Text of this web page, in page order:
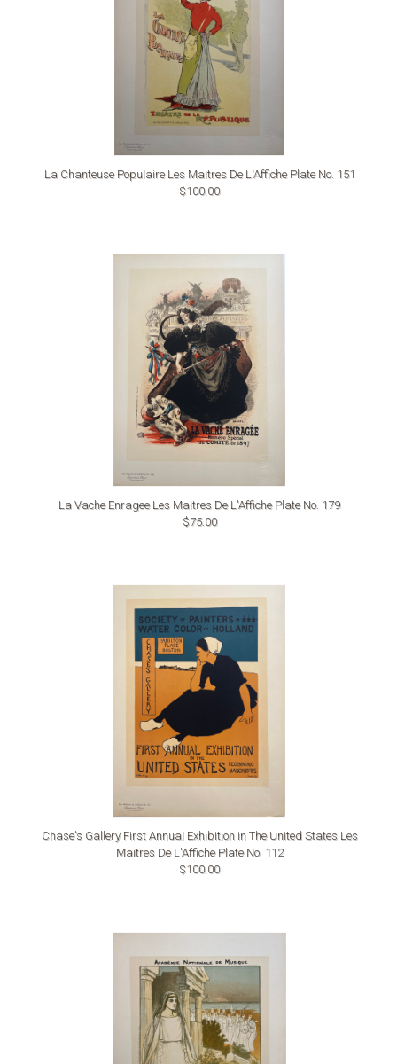
La Chanteuse Populaire Les Maitres De L'Affiche Plate No. 151
$100.00
La Vache Enragee Les Maitres De L'Affiche Plate No. 179
$75.00
Chase's Gallery First Annual Exhibition in The United States Les
Maitres De L'Affiche Plate No. 112
$100.00